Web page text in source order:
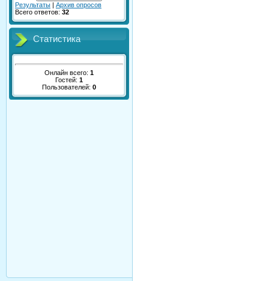
Результаты | Архив опросов
Всего ответов: 32
Статистика
Онлайн всего: 1
Гостей: 1
Пользователей: 0